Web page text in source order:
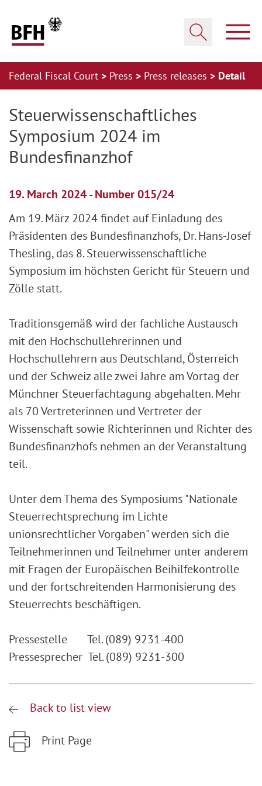
Federal Fiscal Court Press Press releases Detail
Steuerwissenschaftliches
Symposium 2024 im
Bundesfinanzhof
19. March 2024 - Number 015/24
Am 19. März 2024 findet auf Einladung des
Präsidenten des Bundesfinanzhofs, Dr. Hans-Josef
Thesling, das 8. Steuerwissenschaftliche
Symposium im höchsten Gericht für Steuern und
Zölle statt.
Traditionsgemäß wird der fachliche Austausch
mit den Hochschullehrerinnen und
Hochschullehrern aus Deutschland, Österreich
und der Schweiz alle zwei Jahre am Vortag der
Münchner Steuerfachtagung abgehalten. Mehr
als 70 Vertreterinnen und Vertreter der
Wissenschaft sowie Richterinnen und Richter des
Bundesfinanzhofs nehmen an der Veranstaltung
teil.
Unter dem Thema des Symposiums "Nationale
Steuerrechtsprechung im Lichte
unionsrechtlicher Vorgaben" werden sich die
Teilnehmerinnen und Teilnehmer unter anderem
mit Fragen der Europäischen Beihilfekontrolle
und der fortschreitenden Harmonisierung des
Steuerrechts beschäftigen.
Pressestelle Tel. (089) 9231-400
Pressesprecher Tel. (089) 9231-300
Back to list view
Print Page